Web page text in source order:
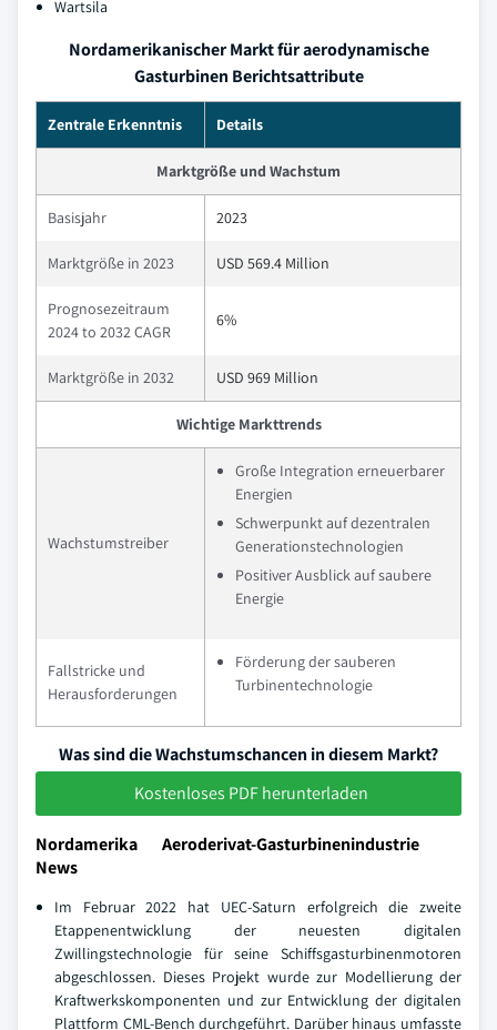
Wartsila
Nordamerikanischer Markt für aerodynamische
Gasturbinen Berichtsattribute
Zentrale Erkenntnis Details
Marktgröße und Wachstum
Basisjahr 2023
Marktgröße in 2023 USD 569.4 Million
Prognosezeitraum
2024 to 2032 CAGR
6%
Marktgröße in 2032 USD 969 Million
Wichtige Markttrends
Wachstumstreiber
Große Integration erneuerbarer
Energien
Schwerpunkt auf dezentralen
Generationstechnologien
Positiver Ausblick auf saubere
Energie
Fallstricke und
Herausforderungen
Förderung der sauberen
Turbinentechnologie
Was sind die Wachstumschancen in diesem Markt?
Kostenloses PDF herunterladen
Nordamerika Aeroderivat-Gasturbinenindustrie
News
Im Februar 2022 hat UEC-Saturn erfolgreich die zweite
Etappenentwicklung der neuesten digitalen
Zwillingstechnologie für seine Schiffsgasturbinenmotoren
abgeschlossen. Dieses Projekt wurde zur Modellierung der
Kraftwerkskomponenten und zur Entwicklung der digitalen
Plattform CML-Bench durchgeführt. Darüber hinaus umfasste